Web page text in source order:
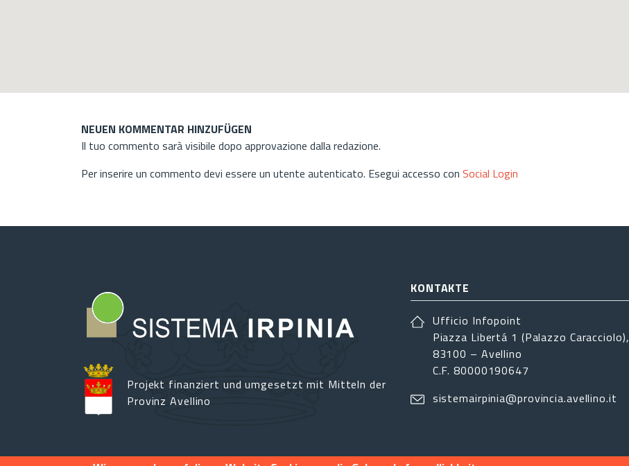
NEUEN KOMMENTAR HINZUFÜGEN
Il tuo commento sarà visibile dopo approvazione dalla redazione.
Per inserire un commento devi essere un utente autenticato. Esegui accesso con Social Login
Projekt finanziert und umgesetzt mit Mitteln der
Provinz Avellino
KONTAKTE
Ufficio Infopoint
Piazza Libertá 1 (Palazzo Caracciolo),
83100 – Avellino
C.F. 80000190647
sistemairpinia@provincia.avellino.it